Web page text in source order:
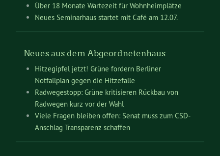
Über 18 Monate Wartezeit für Wohnheimplätze
Neues Seminarhaus startet mit Café am 12.07.
Neues aus dem Abgeordnetenhaus
Hitzegipfel jetzt! Grüne fordern Berliner
Notfallplan gegen die Hitzefalle
Radwegestopp: Grüne kritisieren Rückbau von
Radwegen kurz vor der Wahl
Viele Fragen bleiben offen: Senat muss zum CSD-
Anschlag Transparenz schaffen